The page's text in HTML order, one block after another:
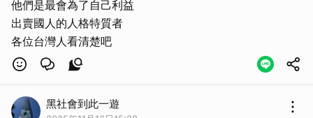
他們是最會為了自己利益
出賣國人的人格特質者
各位台灣人看清楚吧
黑社會到此一遊